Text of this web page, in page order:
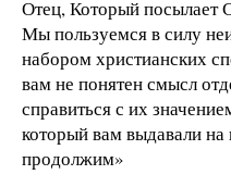
Отец, Который посылает
Мы пользуемся в силу
набором христианских
вам не понятен смысл
справиться с их
который вам выдавали
продолжим»